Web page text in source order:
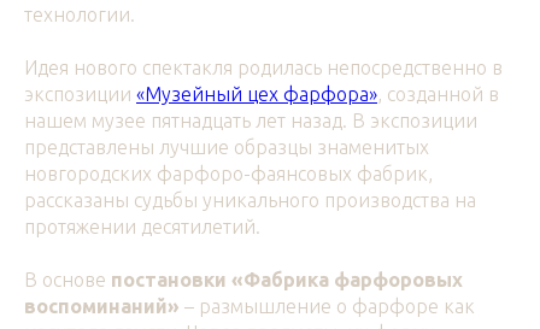
технологии.
Идея нового спектакля родилась непосредственно в
экспозиции «Музейный цех фарфора» , созданной в
нашем музее пятнадцать лет назад. В экспозиции
представлены лучшие образцы знаменитых
новгородских фарфоро-фаянсовых фабрик,
рассказаны судьбы уникального производства на
протяжении десятилетий.
В основе постановки «Фабрика фарфоровых
воспоминаний» – размышление о фарфоре как